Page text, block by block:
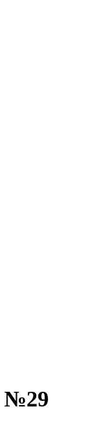
№29